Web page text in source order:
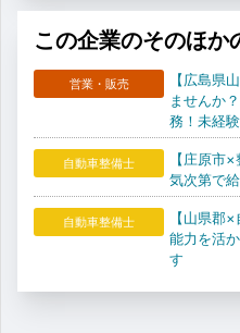
この企業のそのほか
営業・販売
【広島県
ませんか
務！未経
自動車整備士
【庄原市
気次第で
自動車整備士
【山県郡
能力を活
す